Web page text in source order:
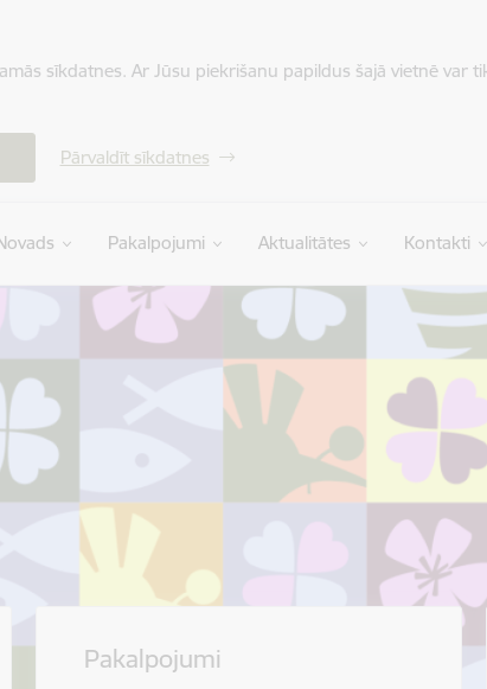
sīkdatnes. Ar Jūsu piekrišanu papildus šajā vietnē var
Pārvaldīt sīkdatnes
Pakalpojumi Aktualitātes Kontakti
Pakalpojumi